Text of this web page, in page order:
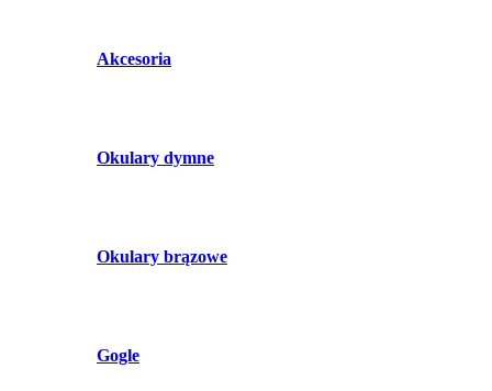
Akcesoria
Okulary dymne
Okulary brązowe
Gogle